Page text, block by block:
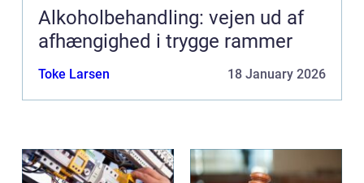
Alkoholbehandling: vejen ud af
afhængighed i trygge rammer
Toke Larsen 18 January 2026